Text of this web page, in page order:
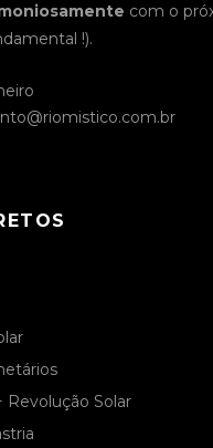
com o
!).
Revolução Solar